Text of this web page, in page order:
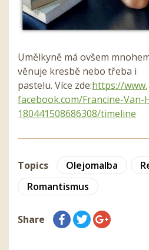
Umělkyně má ovšem
věnuje kresbě nebo třeba i
pastelu. Více zde:https://www.
facebook.com/Francine-Van-
180441508686308/timeline
Topics Olejomalba
Romantismus
Share